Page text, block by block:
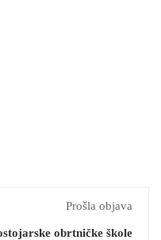
Prošla objava
obrtničke škole